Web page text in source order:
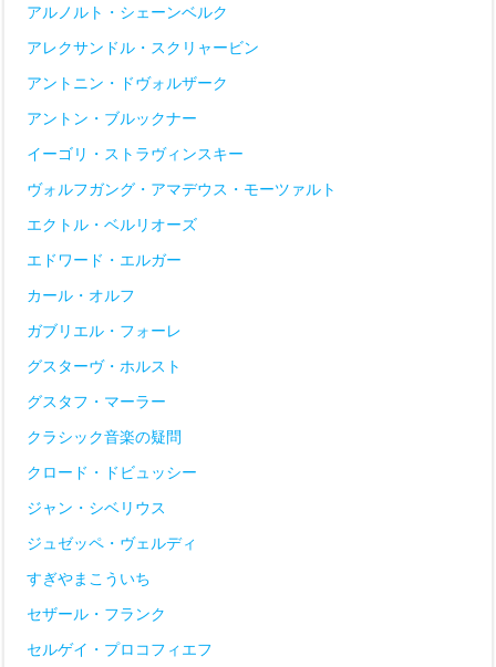
アルノルト・シェーンベルク
アレクサンドル・スクリャービン
アントニン・ドヴォルザーク
アントン・ブルックナー
イーゴリ・ストラヴィンスキー
ヴォルフガング・アマデウス・モーツァルト
エクトル・ベルリオーズ
エドワード・エルガー
カール・オルフ
ガブリエル・フォーレ
グスターヴ・ホルスト
グスタフ・マーラー
クラシック音楽の疑問
クロード・ドビュッシー
ジャン・シベリウス
ジュゼッペ・ヴェルディ
すぎやまこういち
セザール・フランク
セルゲイ・プロコフィエフ